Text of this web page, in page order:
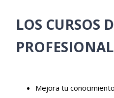
LOS CURSOS
PROFESIONAL
Mejora tu